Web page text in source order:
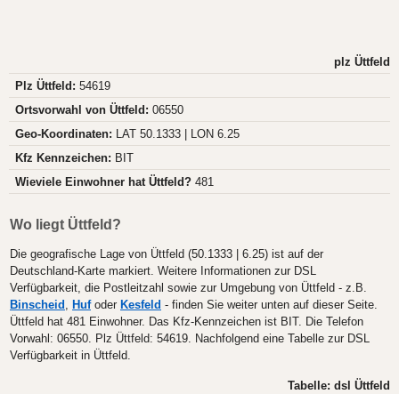
plz Üttfeld
Plz Üttfeld: 54619
Ortsvorwahl von Üttfeld: 06550
Geo-Koordinaten: LAT 50.1333 | LON 6.25
Kfz Kennzeichen: BIT
Wieviele Einwohner hat Üttfeld? 481
Wo liegt Üttfeld?
Die geografische Lage von Üttfeld (50.1333 | 6.25) ist auf der
Deutschland-Karte markiert. Weitere Informationen zur DSL
Verfügbarkeit, die Postleitzahl sowie zur Umgebung von Üttfeld - z.B.
Binscheid , Hufoder Kesfeld - finden Sie weiter unten auf dieser Seite.
Üttfeld hat 481 Einwohner. Das Kfz-Kennzeichen ist BIT. Die Telefon
Vorwahl: 06550. Plz Üttfeld: 54619. Nachfolgend eine Tabelle zur DSL
Verfügbarkeit in Üttfeld.
Tabelle: dsl Üttfeld